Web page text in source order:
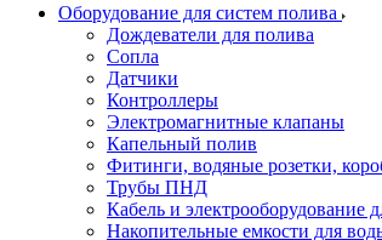
Оборудование для систем полива
Дождеватели для полива
Сопла
Датчики
Контроллеры
Электромагнитные клапаны
Капельный полив
Фитинги, водяные розетки,
Трубы ПНД
Кабель и электрооборудование
Накопительные емкости для